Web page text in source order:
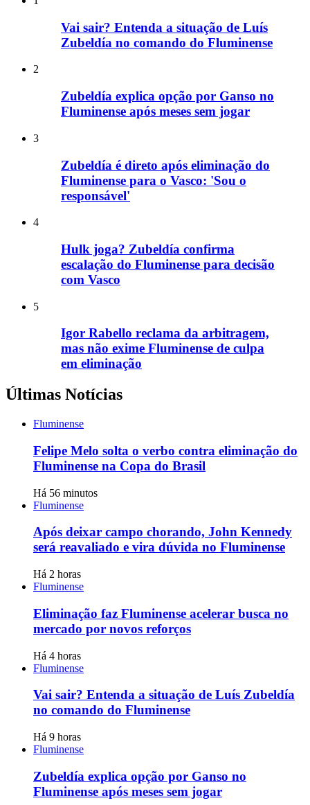
Vai sair? Entenda a situação de Luís
Zubeldía no comando do Fluminense
2
Zubeldía explica opção por Ganso no
Fluminense após meses sem jogar
3
Zubeldía é direto após eliminação do
Fluminense para o Vasco: 'Sou o
responsável'
4
Hulk joga? Zubeldía confirma
escalação do Fluminense para decisão
com Vasco
5
Igor Rabello reclama da arbitragem,
mas não exime Fluminense de culpa
em eliminação
Últimas Notícias
Fluminense
Felipe Melo solta o verbo contra eliminação do
Fluminense na Copa do Brasil
Há 56 minutos
Fluminense
Após deixar campo chorando, John Kennedy
será reavaliado e vira dúvida no Fluminense
Há 2 horas
Fluminense
Eliminação faz Fluminense acelerar busca no
mercado por novos reforços
Há 4 horas
Fluminense
Vai sair? Entenda a situação de Luís Zubeldía
no comando do Fluminense
Há 9 horas
Fluminense
Zubeldía explica opção por Ganso no
Fluminense após meses sem jogar